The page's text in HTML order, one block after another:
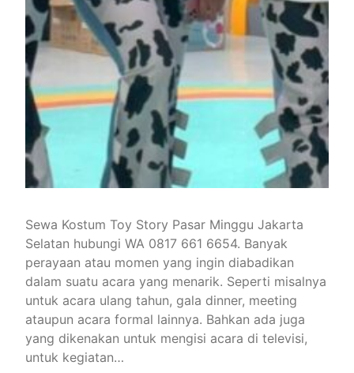
Sewa Kostum Toy Story Pasar Minggu Jakarta
Selatan hubungi WA 0817 661 6654. Banyak
perayaan atau momen yang ingin diabadikan
dalam suatu acara yang menarik. Seperti misalnya
untuk acara ulang tahun, gala dinner, meeting
ataupun acara formal lainnya. Bahkan ada juga
yang dikenakan untuk mengisi acara di televisi,
untuk kegiatan…